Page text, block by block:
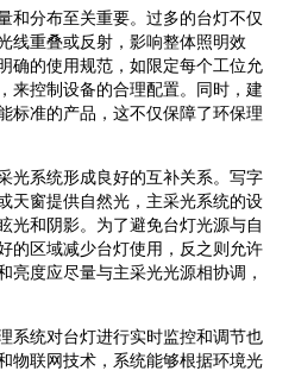
和分布至关重要。过多的台灯不仅
线重叠或反射，影响整体照明效
确的使用规范，如限定每个工位允
来控制设备的合理配置。同时，建
标准的产品，这不仅保障了环保理
光系统形成良好的互补关系。写字
天窗提供自然光，主采光系统的设
光和阴影。为了避免台灯光源与自
的区域减少台灯使用，反之则允许
亮度应尽量与主采光光源相协调，
系统对台灯进行实时监控和调节也
物联网技术，系统能够根据环境光